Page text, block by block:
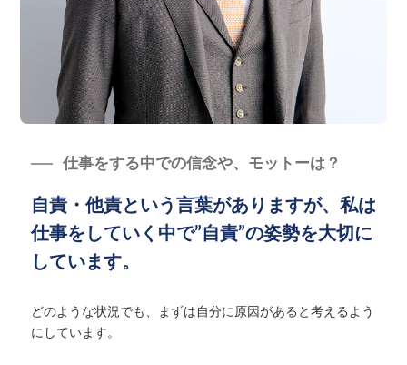
仕事をする中での信念や、モットーは？
自責・他責という言葉がありますが、私は
仕事をしていく中で”自責”の姿勢を大切に
しています。
どのような状況でも、まずは自分に原因があると考えるよう
にしています。